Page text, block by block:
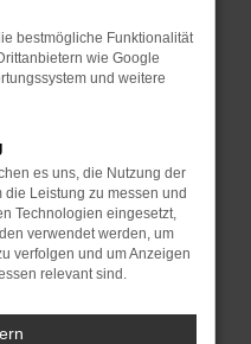
zum Beispiel
wie Werbeblocker,
Seiten
die Seite in einem
in einem privaten
zu beheben.
bestmögliche Funktionalität
wie Google
und weitere
es uns, die Nutzung der
Leistung zu messen und
Technologien eingesetzt,
verwendet werden, um
verfolgen und um Anzeigen
relevant sind.